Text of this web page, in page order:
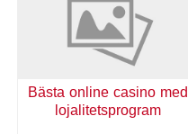
Bästa online casino med
lojalitetsprogram